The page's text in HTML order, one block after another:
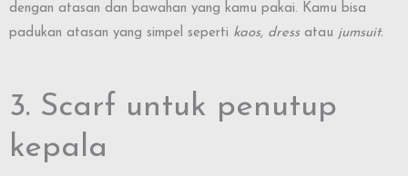
dengan atasan dan bawahan yang kamu pakai. Kamu bisa
padukan atasan yang simpel seperti kaos, dressatau jumsuit.
3. Scarf untuk penutup
kepala